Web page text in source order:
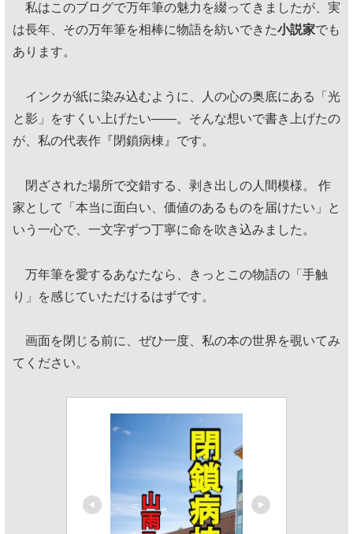
私はこのブログで万年筆の魅力を綴ってきましたが、実
は長年、その万年筆を相棒に物語を紡いできた小説家でも
あります。
インクが紙に染み込むように、人の心の奥底にある「光
と影」をすくい上げたい——。そんな想いで書き上げたの
が、私の代表作『閉鎖病棟』です。
閉ざされた場所で交錯する、剥き出しの人間模様。 作
家として「本当に面白い、価値のあるものを届けたい」と
いう一心で、一文字ずつ丁寧に命を吹き込みました。
万年筆を愛するあなたなら、きっとこの物語の「手触
り」を感じていただけるはずです。
画面を閉じる前に、ぜひ一度、私の本の世界を覗いてみ
てください。